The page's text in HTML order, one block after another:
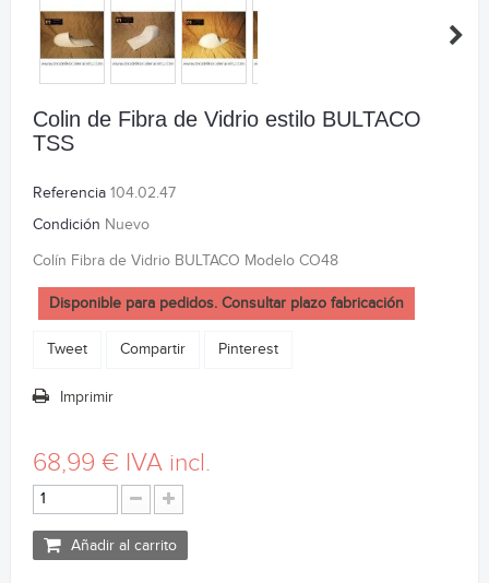
Colin de Fibra de Vidrio estilo BULTACO
TSS
Referencia 104.02.47
Condición Nuevo
Colín Fibra de Vidrio BULTACO Modelo CO48
Disponible para pedidos. Consultar plazo fabricación
Tweet Compartir Pinterest
Imprimir
68,99 € IVA incl.
Añadir al carrito